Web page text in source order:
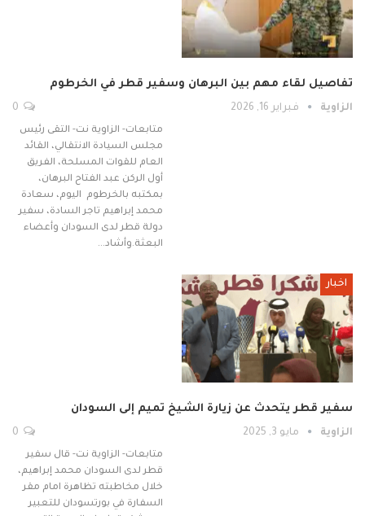
تفاصيل لقاء مهم بين البرهان وسفير قطر في الخرطوم
الزاوية فبراير 16, 2026
متابعات- الزاوية نت- التقى رئيس
مجلس السيادة الانتقالي، القائد
العام للقوات المسلحة، الفريق
أول الركن عبد الفتاح البرهان،
بمكتبه بالخرطوم اليوم، سعادة
محمد إبراهيم تاجر السادة، سفير
دولة قطر لدى السودان وأعضاء
البعثة. ​وأشاد…
اخبار
سفير قطر يتحدث عن زيارة الشيخ تميم إلى السودان
الزاوية مايو 3, 2025
متابعات- الزاوية نت- قال سفير
قطر لدى السودان محمد إبراهيم،
خلال مخاطبته تظاهرة امام مقر
السفارة في بورتسودان للتعبير